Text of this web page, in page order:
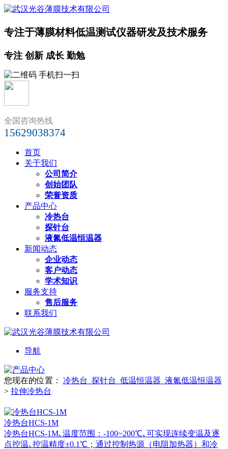
专注于薄膜材料低温测试仪器研发及技术服务
专注 创新 成长 勤勉
全国咨询热线
15629038374
首页
关于我们
公司简介
创始团队
荣誉资质
产品中心
冷热台
探针台
液氮低温恒温器
新闻动态
企业动态
客户动态
学术知识
服务支持
售后服务
联系我们
导航
您现在的位置： 冷热台_探针台_低温恒温器_液氮低温恒温器
> 拉伸冷热台
冷热台HCS-1M
冷热台HCS-1M､温度范围：-100~200℃､可实现连续变温及逐
点控温､控温精度±0.1℃；通过控制热源（电阻加热器）和冷